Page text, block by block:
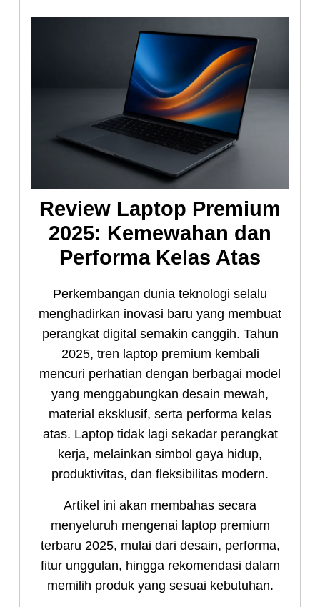
Review Laptop Premium
2025: Kemewahan dan
Performa Kelas Atas
Perkembangan dunia teknologi selalu
menghadirkan inovasi baru yang membuat
perangkat digital semakin canggih. Tahun
2025, tren laptop premium kembali
mencuri perhatian dengan berbagai model
yang menggabungkan desain mewah,
material eksklusif, serta performa kelas
atas. Laptop tidak lagi sekadar perangkat
kerja, melainkan simbol gaya hidup,
produktivitas, dan fleksibilitas modern.
Artikel ini akan membahas secara
menyeluruh mengenai laptop premium
terbaru 2025, mulai dari desain, performa,
fitur unggulan, hingga rekomendasi dalam
memilih produk yang sesuai kebutuhan.